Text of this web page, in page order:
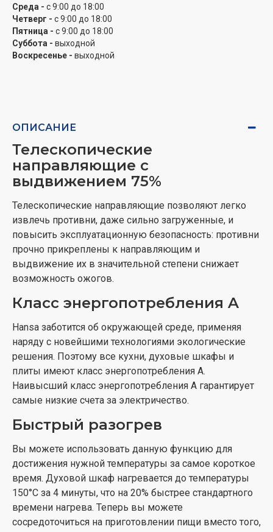
Выдвижной ящик для посуды
на роликовых направляющих
Расположенный под духовым шкафом ящик имеет
Электронный программатор
Благодаря ему, мы готовим тогда, когда нам хочется,
а не тогда, когда нам это позволяет время. Мы
свободно можем программировать время
включения и время нагрева духового шкафа. Три
кнопки управления обеспечивают удобное
обслуживание программатора.
Противень для выпечки
PROCOOK
В технологии procook используется специальная
шестигранная конструкция и антипригарная эмаль,
которые обеспечивают более здоровые способы
приготовления блюд.
Среда - с 9:00 до 18:00
Четверг - с 9:00 до 18:00
Пятница - с 9:00 до 18:00
Суббота - выходной
Воскресенье - выходной
ОПИСАНИЕ
Телескопические
направляющие с
выдвижением 75%
Телескопические направляющие позволяют легко
извлечь противни, даже сильно загруженные, и
повысить эксплуатационную безопасность: противни
прочно прикреплены к направляющим и
выдвижение их в значительной степени снижает
возможность ожогов.
Класс энергопотребления A
Hansa заботится об окружающей среде, применяя
наряду с новейшими технологиями экологические
решения. Поэтому все кухни, духовые шкафы и
плиты имеют класс энергопотребления А.
Наивысший класс энергопотребления А гарантирует
самые низкие счета за электричество.
Быстрый разогрев
Вы можете использовать данную функцию для
достижения нужной температуры за самое короткое
время. Духовой шкаф нагревается до температуры
150°C за 4 минуты, что на 20% быстрее стандартного
времени нагрева. Теперь вы можете
сосредоточиться на приготовлении пищи вместо того,